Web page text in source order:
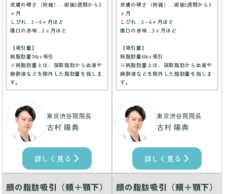
皮膚の硬さ（拘縮）…術後2週間から3
ヶ月
しびれ…3～6ヶ月ほど
傷口の赤味…3ヶ月ほど
【吸引量】
純脂肪量50cc吸引
※純脂肪量とは、採取脂肪から血液や
麻酔液などを除外した脂肪量を指しま
す。
東京渋谷院院長
古村 陽典
詳しく見る
皮膚の硬さ（拘縮）…術後2週間から3
ヶ月
しびれ…3～6ヶ月ほど
傷口の赤味…3ヶ月ほど
【吸引量】
純脂肪量60cc吸引
※純脂肪量とは、採取脂肪から血液や
麻酔液などを除外した脂肪量を指しま
す。
東京渋谷院院長
古村 陽典
詳しく見る
顔の脂肪吸引（頬＋顎下）
顔の脂肪吸引（頬＋顎下）